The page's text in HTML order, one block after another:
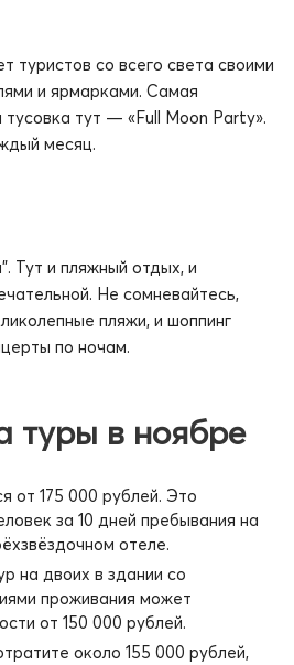
туристов со всего света своими
и ярмарками. Самая
тут — «Full Moon Party».
месяц.
Тут и пляжный отдых, и
Не сомневайтесь,
пляжи, и шоппинг
по ночам.
туры в ноябре
от 175 000 рублей. Это
за 10 дней пребывания на
отеле.
на двоих в здании со
проживания может
от 150 000 рублей.
около 155 000 рублей,